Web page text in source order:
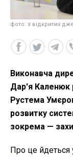
фото: з відкритих
Виконавча
Дар'я Каленюк
Рустема
розвитку
зокрема —
Про це йдеться